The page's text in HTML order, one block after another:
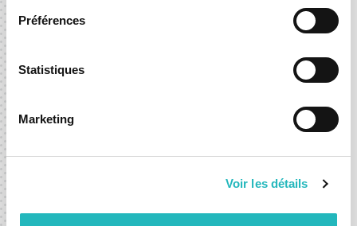
Préférences
Statistiques
Marketing
Voir les détails
Fale connosco e dê o próximo
Quer esteja a explorar uma nova ideia ou a procurar
Contacte-nos